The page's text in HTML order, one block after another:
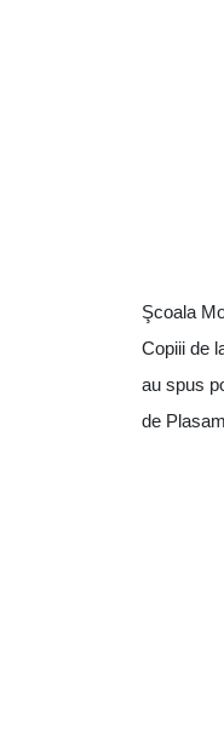
Şcoala
Copiii de
au spus
de